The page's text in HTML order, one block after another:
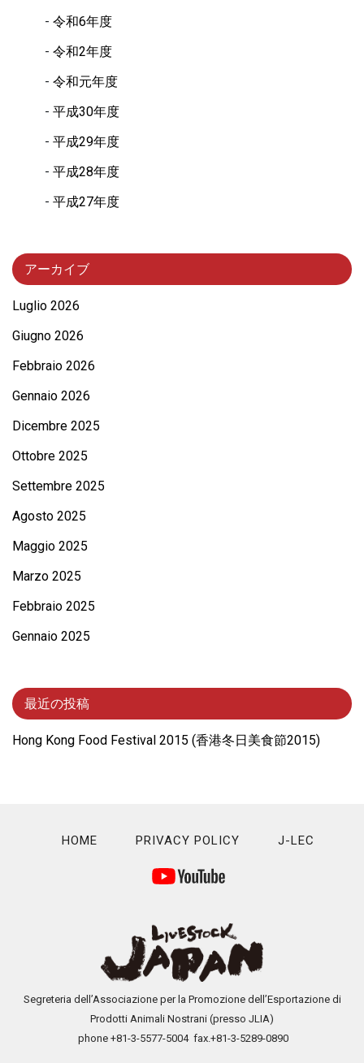
令和6年度
令和2年度
令和元年度
平成30年度
平成29年度
平成28年度
平成27年度
アーカイブ
Luglio 2026
Giugno 2026
Febbraio 2026
Gennaio 2026
Dicembre 2025
Ottobre 2025
Settembre 2025
Agosto 2025
Maggio 2025
Marzo 2025
Febbraio 2025
Gennaio 2025
最近の投稿
Hong Kong Food Festival 2015 (⾹港冬⽇美⾷節2015)
HOME PRIVACY POLICY J-LEC
Segreteria dell’Associazione per la Promozione dell’Esportazione di
Prodotti Animali Nostrani (presso JLIA)
phone +81-3-5577-5004 fax.+81-3-5289-0890